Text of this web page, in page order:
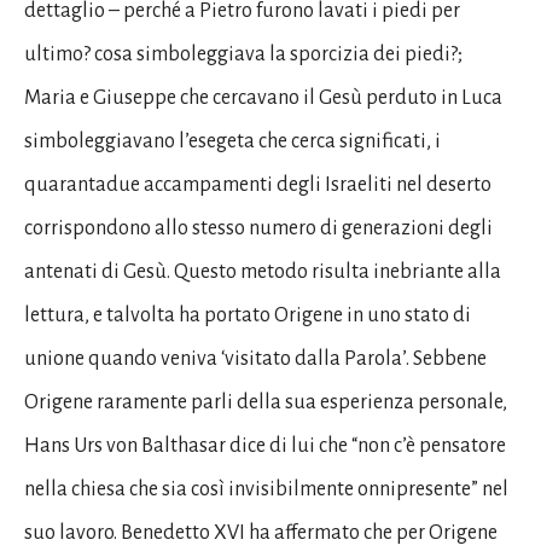
dettaglio – perché a Pietro furono lavati i piedi per
ultimo? cosa simboleggiava la sporcizia dei piedi?;
Maria e Giuseppe che cercavano il Gesù perduto in Luca
simboleggiavano l’esegeta che cerca significati, i
quarantadue accampamenti degli Israeliti nel deserto
corrispondono allo stesso numero di generazioni degli
antenati di Gesù. Questo metodo risulta inebriante alla
lettura, e talvolta ha portato Origene in uno stato di
unione quando veniva ‘visitato dalla Parola’. Sebbene
Origene raramente parli della sua esperienza personale,
Hans Urs von Balthasar dice di lui che “non c’è pensatore
nella chiesa che sia così invisibilmente onnipresente” nel
suo lavoro. Benedetto XVI ha affermato che per Origene